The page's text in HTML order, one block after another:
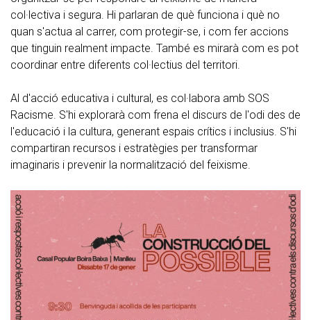
col·lectiva i segura. Hi parlaran de què funciona i què no
quan s'actua al carrer, com protegir-se, i com fer accions
que tinguin realment impacte. També es mirarà com es pot
coordinar entre diferents col·lectius del territori.
Al d'acció educativa i cultural, es col·labora amb SOS
Racisme. S'hi explorarà com frena el discurs de l'odi des de
l'educació i la cultura, generant espais crítics i inclusius. S'hi
compartiran recursos i estratègies per transformar
imaginaris i prevenir la normalització del feixisme.